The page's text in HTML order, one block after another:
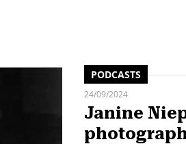
PODCASTS
24/09/2024
Janine